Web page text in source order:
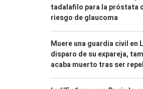
tadalafilo para la próstata
riesgo de glaucoma
Muere una guardia civil en
disparo de su expareja,
acaba muerto tras ser